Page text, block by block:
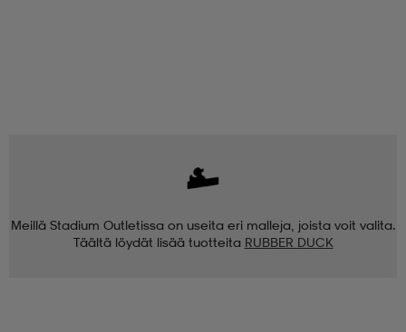
Meillä Stadium Outletissa on useita eri malleja, joista voit valita.
Täältä löydät lisää tuotteita RUBBER DUCK